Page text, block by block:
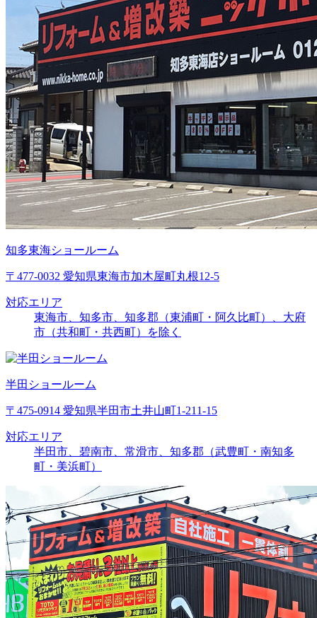
知多東海ショールーム
〒477-0032 愛知県東海市加木屋町丸根12-5
対応エリア
東海市、知多市、知多郡（東浦町・阿久比町）、大府
市（共和町・共西町）を除く
半田ショールーム
〒475-0914 愛知県半田市土井山町1-211-15
対応エリア
半田市、碧南市、常滑市、知多郡（武豊町・南知多
町・美浜町）